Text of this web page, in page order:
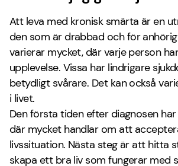
Att leva med kronisk smärta är en
den som är drabbad och för
varierar mycket, där varje person
upplevelse. Vissa har lindrigare
betydligt svårare. Det kan också
i livet.
Den första tiden efter diagnosen
där mycket handlar om att
livssituation. Nästa steg är att hitta
skapa ett bra liv som fungerar med